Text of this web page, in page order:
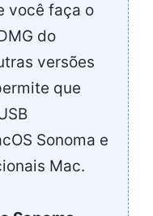
você faça o
do
versões
que
Sonoma e
Mac.